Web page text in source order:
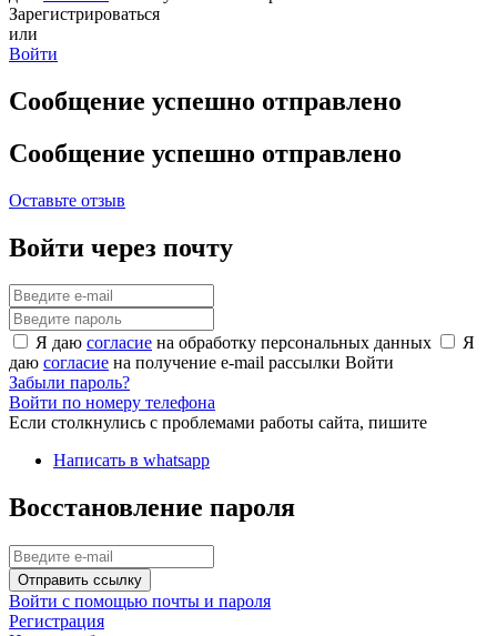
Зарегистрироваться
или
Войти
Сообщение успешно отправлено
Сообщение успешно отправлено
Оставьте отзыв
Войти через почту
Я даю согласие на обработку персональных данных
Я
даю согласие на получение e-mail рассылки Войти
Забыли пароль?
Войти по номеру телефона
Если столкнулись с проблемами работы сайта, пишите
Написать в whatsapp
Восстановление пароля
Отправить ссылку
Войти с помощью почты и пароля
Регистрация